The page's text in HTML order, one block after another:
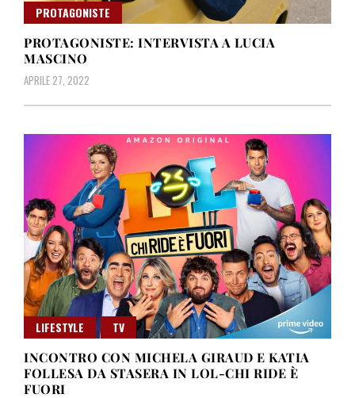
PROTAGONISTE
PROTAGONISTE: INTERVISTA A LUCIA
MASCINO
APRILE 27, 2022
LIFESTYLE
TV
INCONTRO CON MICHELA GIRAUD E KATIA
FOLLESA DA STASERA IN LOL-CHI RIDE È
FUORI